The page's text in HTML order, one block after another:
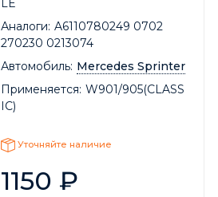
LE
Аналоги: A6110780249 0702
270230 0213074
Автомобиль: Mercedes Sprinter
Применяется: W901/905(CLASS
IC)
Уточняйте наличие
1150 ₽